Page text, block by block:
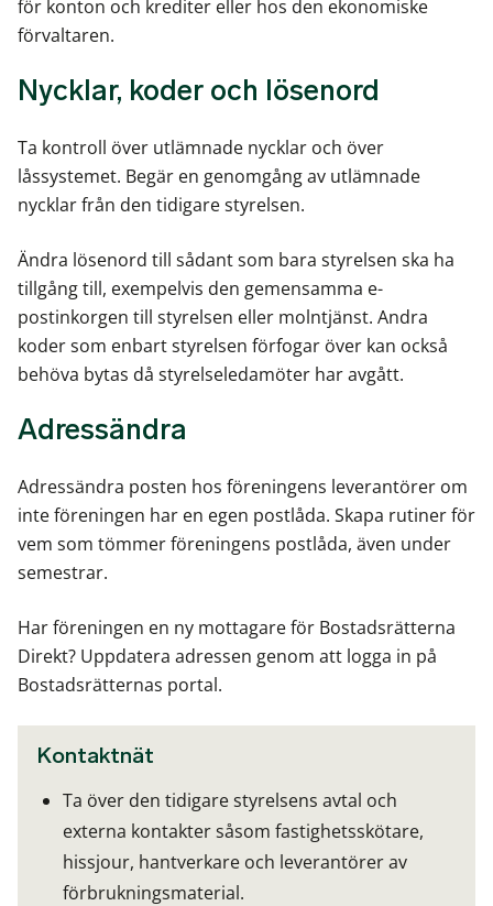
för konton och krediter eller hos den ekonomiske
förvaltaren.
Nycklar, koder och lösenord
Ta kontroll över utlämnade nycklar och över
låssystemet. Begär en genomgång av utlämnade
nycklar från den tidigare styrelsen.
Ändra lösenord till sådant som bara styrelsen ska ha
tillgång till, exempelvis den gemensamma e-
postinkorgen till styrelsen eller molntjänst. Andra
koder som enbart styrelsen förfogar över kan också
behöva bytas då styrelseledamöter har avgått.
Adressändra
Adressändra posten hos föreningens leverantörer om
inte föreningen har en egen postlåda. Skapa rutiner för
vem som tömmer föreningens postlåda, även under
semestrar.
Har föreningen en ny mottagare för Bostadsrätterna
Direkt? Uppdatera adressen genom att logga in på
Bostadsrätternas portal.
Kontaktnät
Ta över den tidigare styrelsens avtal och
externa kontakter såsom fastighetsskötare,
hissjour, hantverkare och leverantörer av
förbrukningsmaterial.